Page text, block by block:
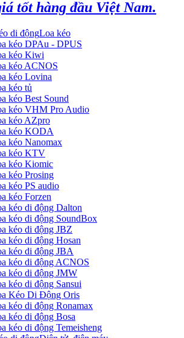
Loa kéo
kéo DPAu - DPUS
kéo Kiwi
kéo ACNOS
kéo Lovina
kéo tủ
kéo Best Sound
kéo VHM Pro Audio
kéo AZpro
kéo KODA
kéo Nanomax
kéo KTV
kéo Kiomic
kéo Prosing
kéo PS audio
kéo Forzen
kéo di động Dalton
kéo di động SoundBox
kéo di động JBZ
kéo di động Hosan
kéo di động JBA
kéo di động ACNOS
kéo di động JMW
kéo di động Sansui
Kéo Di Động Oris
kéo di động Ronamax
kéo di động Bosa
kéo di động Temeisheng